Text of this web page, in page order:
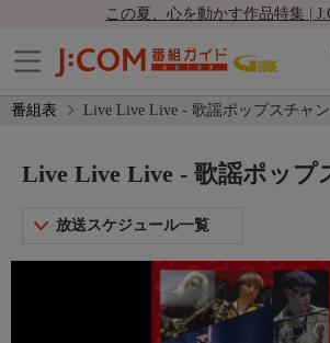
この夏、心を動かす作品特集 |
番組表 Live Live Live - 歌謡ポップスチャ
Live Live Live - 歌謡ポップ
放送スケジュール一覧